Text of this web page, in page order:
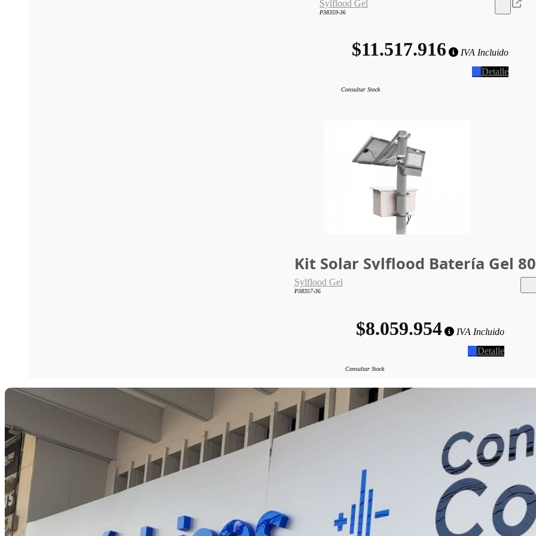
Sylflood Gel
P38359-36
$11.517.916
IVA Incluido
Detalle
Consultar Stock
Kit Solar Sylflood Batería Gel
Sylflood Gel
P38357-36
$8.059.954
IVA Incluido
Detalle
Consultar Stock